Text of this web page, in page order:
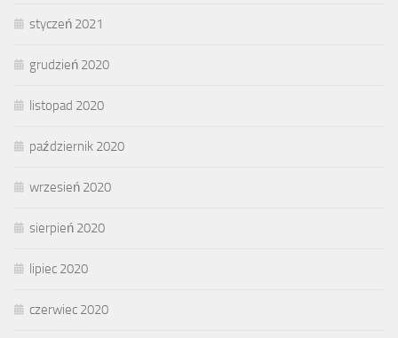
styczeń 2021
grudzień 2020
listopad 2020
październik 2020
wrzesień 2020
sierpień 2020
lipiec 2020
czerwiec 2020